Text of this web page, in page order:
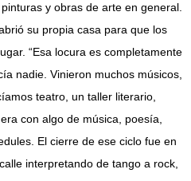
y obras de arte en general.
su propia casa para que los
“Esa locura es completamente
nadie. Vinieron muchos músicos,
teatro, un taller literario,
con algo de música, poesía,
El cierre de ese ciclo fue en
interpretando de tango a rock,